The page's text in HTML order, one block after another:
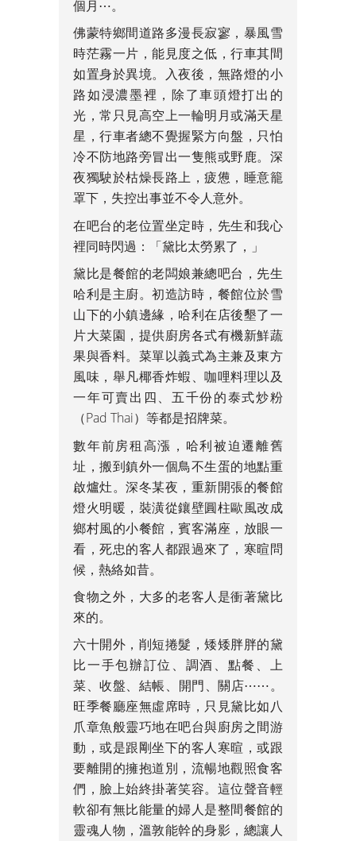
個月⋯。
佛蒙特鄉間道路多漫長寂寥，暴風雪
時茫霧一片，能見度之低，行車其間
如置身於異境。入夜後，無路燈的小
路如浸濃墨裡，除了車頭燈打出的
光，常只見高空上一輪明月或滿天星
星，行車者總不覺握緊方向盤，只怕
冷不防地路旁冒出一隻熊或野鹿。深
夜獨駛於枯燥長路上，疲憊，睡意籠
罩下，失控出事並不令人意外。
在吧台的老位置坐定時，先生和我心
裡同時閃過：「黛比太勞累了，」
黛比是餐館的老闆娘兼總吧台，先生
哈利是主廚。初造訪時，餐館位於雪
山下的小鎮邊緣，哈利在店後墾了一
片大菜園，提供廚房各式有機新鮮蔬
果與香料。菜單以義式為主兼及東方
風味，舉凡椰香炸蝦、咖哩料理以及
一年可賣出四、五千份的泰式炒粉
（Pad Thai）等都是招牌菜。
數年前房租高漲，哈利被迫遷離舊
址，搬到鎮外一個鳥不生蛋的地點重
啟爐灶。深冬某夜，重新開張的餐館
燈火明暖，裝潢從鑲壁圓柱歐風改成
鄉村風的小餐館，賓客滿座，放眼一
看，死忠的客人都跟過來了，寒暄問
候，熱絡如昔。
食物之外，大多的老客人是衝著黛比
來的。
六十開外，削短捲髮，矮矮胖胖的黛
比一手包辦訂位、調酒、點餐、上
菜、收盤、結帳、開門、關店⋯⋯。
旺季餐廳座無虛席時，只見黛比如八
爪章魚般靈巧地在吧台與廚房之間游
動，或是跟剛坐下的客人寒暄，或跟
要離開的擁抱道別，流暢地觀照食客
們，臉上始終掛著笑容。這位聲音輕
軟卻有無比能量的婦人是整間餐館的
靈魂人物，溫敦能幹的身影，總讓人